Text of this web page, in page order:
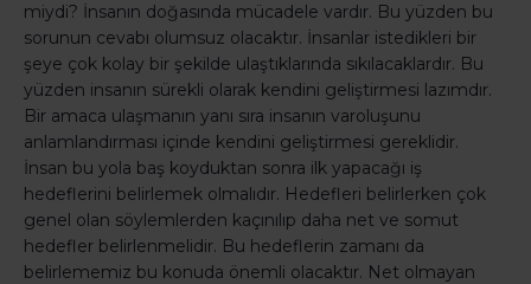
miydi? İnsanın doğasında mücadele vardır. Bu yüzden bu
sorunun cevabı olumsuz olacaktır. İnsanlar istedikleri bir
şeye çok kolay bir şekilde ulaştıklarında sıkılacaklardır. Bu
yüzden insanın sürekli olarak kendini geliştirmesi lazımdır.
Bir amaca ulaşmanın yanı sıra insanın varoluşunu
anlamlandırması içinde kendini geliştirmesi gereklidir.
İnsan bu yola baş koyduktan sonra ilk yapacağı iş
hedeflerini belirlemek olmalıdır. Hedefleri belirlerken çok
genel olan söylemlerden kaçınılıp daha net ve somut
hedefler belirlenmelidir. Bu hedeflerin zamanı da
belirlememiz bu konuda önemli olacaktır. Net olmayan